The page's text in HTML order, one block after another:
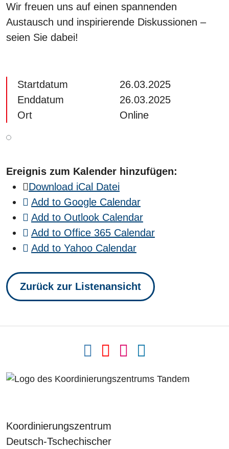
Wir freuen uns auf einen spannenden
Austausch und inspirierende Diskussionen –
seien Sie dabei!
Startdatum
26.03.2025
Enddatum
26.03.2025
Ort
Online
Ereignis zum Kalender hinzufügen:
Download iCal Datei
Add to Google Calendar
Add to Outlook Calendar
Add to Office 365 Calendar
Add to Yahoo Calendar
Zurück zur Listenansicht
Koordinierungszentrum
Deutsch-Tschechischer